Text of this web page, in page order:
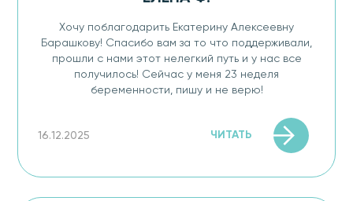
Хочу поблагодарить Екатерину Алексеевну
Барашкову! Спасибо вам за то что поддерживали,
прошли с нами этот нелегкий путь и у нас все
получилось! Сейчас у меня 23 неделя
беременности, пишу и не верю!
16.12.2025 ЧИТАТЬ